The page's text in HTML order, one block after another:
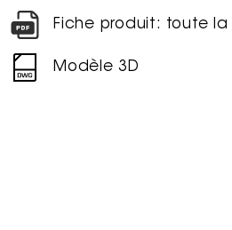
Fiche produit: toute
Modèle 3D